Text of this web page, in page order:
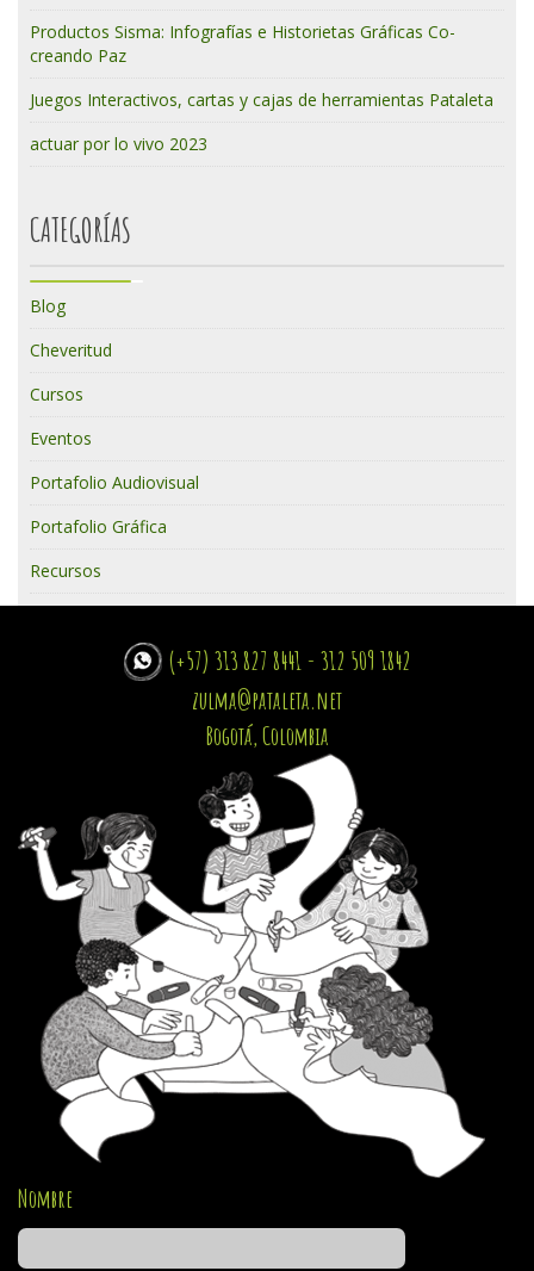
Productos Sisma: Infografías e Historietas Gráficas Co-
creando Paz
Juegos Interactivos, cartas y cajas de herramientas Pataleta
actuar por lo vivo 2023
CATEGORÍAS
Blog
Cheveritud
Cursos
Eventos
Portafolio Audiovisual
Portafolio Gráfica
Recursos
(+57) 313 827 8441 - 312 509 1842
zulma@pataleta.net
Bogotá, Colombia
Nombre